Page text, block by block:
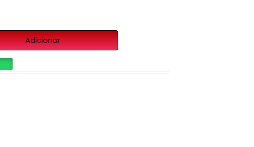
Adicionar